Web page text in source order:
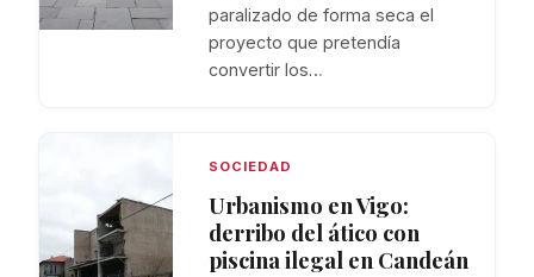
paralizado de forma seca el
proyecto que pretendía
convertir los…
SOCIEDAD
Urbanismo en Vigo:
derribo del ático con
piscina ilegal en Candeán